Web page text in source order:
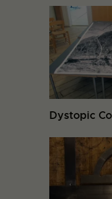
Dystopic